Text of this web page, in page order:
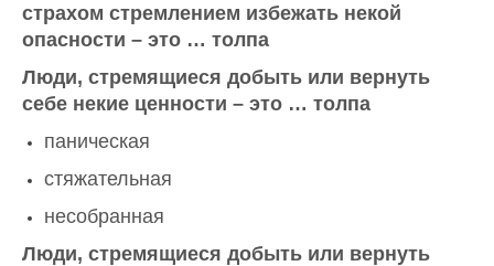
страхом стремлением избежать некой
опасности – это … толпа
Люди, стремящиеся добыть или вернуть
себе некие ценности – это … толпа
паническая
стяжательная
несобранная
Люди, стремящиеся добыть или вернуть